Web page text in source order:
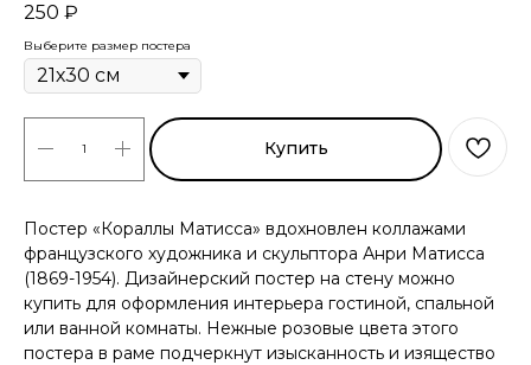
250 ₽
Выберите размер постера
Купить
Постер «Кораллы Матисса» вдохновлен коллажами
французского художника и скульптора Анри Матисса
(1869-1954). Дизайнерский постер на стену можно
купить для оформления интерьера гостиной, спальной
или ванной комнаты. Нежные розовые цвета этого
постера в раме подчеркнут изысканность и изящество